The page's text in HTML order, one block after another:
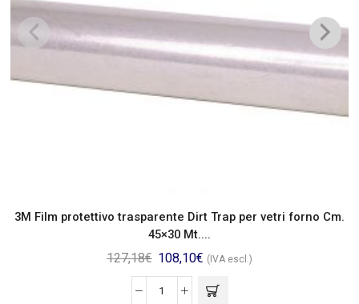
3M Film protettivo trasparente Dirt Trap per vetri forno Cm.
45×30 Mt....
127,18€ 108,10€ (IVA escl.)